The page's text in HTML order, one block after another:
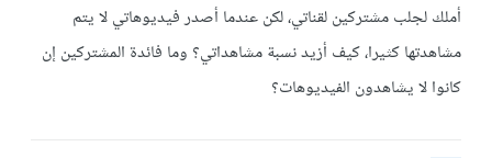
أملك لجلب مشتركين لقناتي، لكن عندما أصدر فيديوهاتي لا يتم
مشاهدتها كثيرا، كيف أزيد نسبة مشاهداتي؟ وما فائدة المشتركين إن
كانوا لا يشاهدون الفيديوهات؟